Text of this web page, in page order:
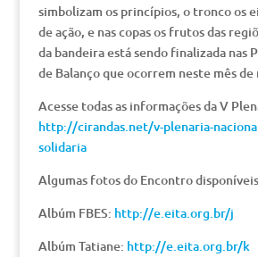
simbolizam os princípios, o tronco os
de ação, e nas copas os frutos das
da bandeira está sendo finalizada nas
de Balanço que ocorrem neste mês de
Acesse todas as informações da V
http://cirandas.net/v-plenaria-
solidaria
Algumas fotos do Encontro
Albúm FBES: http://e.eita.org.br/j
Albúm Tatiane: http://e.eita.org.br/k